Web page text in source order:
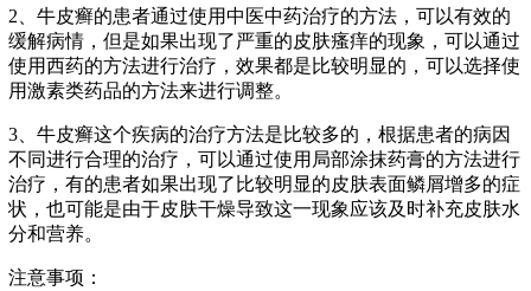
2、牛皮癣的患者通过使用中医中药治疗的方法，可以有效的
缓解病情，但是如果出现了严重的皮肤瘙痒的现象，可以通过
使用西药的方法进行治疗，效果都是比较明显的，可以选择使
用激素类药品的方法来进行调整。
3、牛皮癣这个疾病的治疗方法是比较多的，根据患者的病因
不同进行合理的治疗，可以通过使用局部涂抹药膏的方法进行
治疗，有的患者如果出现了比较明显的皮肤表面鳞屑增多的症
状，也可能是由于皮肤干燥导致这一现象应该及时补充皮肤水
分和营养。
注意事项：